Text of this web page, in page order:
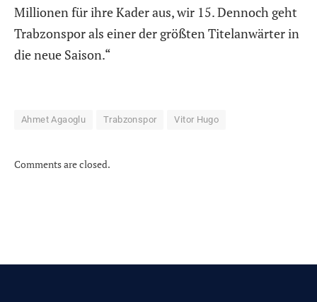
Millionen für ihre Kader aus, wir 15. Dennoch geht
Trabzonspor als einer der größten Titelanwärter in
die neue Saison.“
Ahmet Agaoglu Trabzonspor Vitor Hugo
Comments are closed.